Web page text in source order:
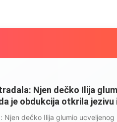
Njen dečko Ilija
je obdukcija otkrila jezivu
Njen dečko Ilija glumio ucveljenog